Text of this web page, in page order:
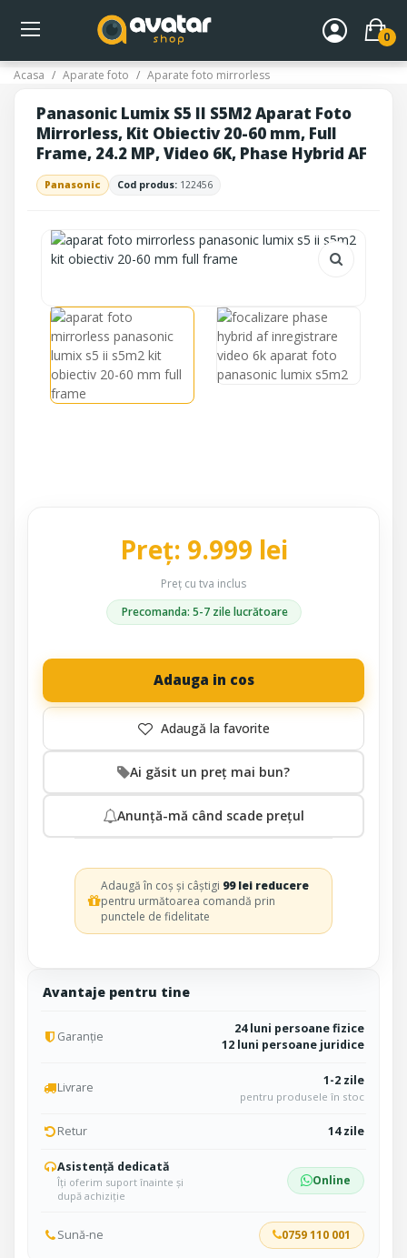
0
Acasa Aparate foto Aparate foto mirrorless
Panasonic Lumix S5 II S5M2 Aparat Foto
Mirrorless, Kit Obiectiv 20-60 mm, Full
Frame, 24.2 MP, Video 6K, Phase Hybrid AF
Panasonic Cod produs: 122456
Avantaje pentru tine
Garanție
24 luni persoane fizice
12 luni persoane juridice
Livrare 1-2 zile
pentru produsele în stoc
Retur 14 zile
Asistență dedicată
Îți oferim suport înainte și
după achiziție
Online
Sună-ne 0759 110 001
Preț: 9.999 lei
Preț cu tva inclus
Precomanda: 5-7 zile lucrătoare
Adauga in cos
Ai găsit un preț mai bun?
Anunță-mă când scade prețul
Adaugă în coș și câștigi 99 lei reducere
pentru următoarea comandă prin
punctele de fidelitate